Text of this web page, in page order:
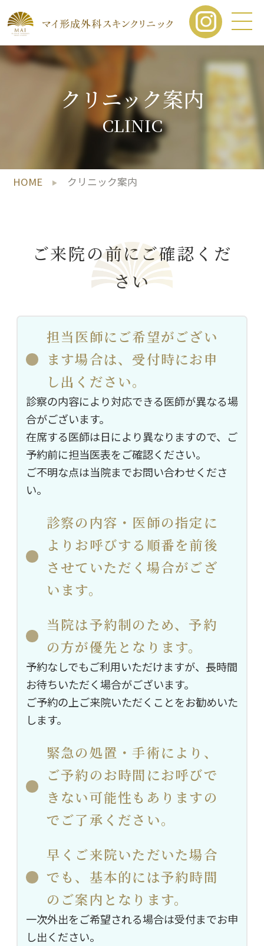
クリニック案内
CLINIC
HOME クリニック案内
ご来院の前にご確認くだ
さい
担当医師にご希望がござい
ます場合は、受付時にお申
し出ください。
診察の内容により対応できる医師が異なる場
合がございます。
在席する医師は日により異なりますので、ご
予約前に担当医表をご確認ください。
ご不明な点は当院までお問い合わせくださ
い。
診察の内容・医師の指定に
よりお呼びする順番を前後
させていただく場合がござ
います。
当院は予約制のため、予約
の方が優先となります。
予約なしでもご利用いただけますが、長時間
お待ちいただく場合がございます。
ご予約の上ご来院いただくことをお勧めいた
します。
緊急の処置・手術により、
ご予約のお時間にお呼びで
きない可能性もありますの
でご了承ください。
早くご来院いただいた場合
でも、基本的には予約時間
のご案内となります。
一次外出をご希望される場合は受付までお申
し出ください。